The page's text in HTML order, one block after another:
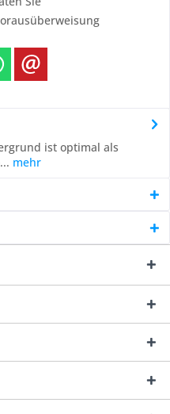
ist optimal als
mehr